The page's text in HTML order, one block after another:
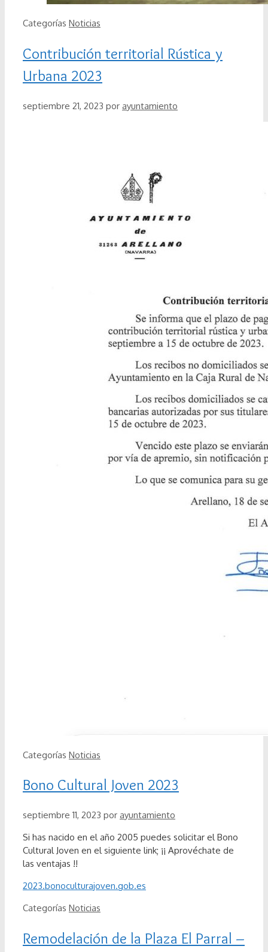
Categorías Noticias
Contribución territorial Rústica y
Urbana 2023
septiembre 21, 2023 por ayuntamiento
Categorías Noticias
Bono Cultural Joven 2023
septiembre 11, 2023 por ayuntamiento
Si has nacido en el año 2005 puedes solicitar el Bono
Cultural Joven en el siguiente link; ¡¡ Aprovéchate de
las ventajas !!
2023.bonoculturajoven.gob.es
Categorías Noticias
Remodelación de la Plaza El Parral –